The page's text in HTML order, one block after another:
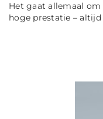
Het gaat allemaal
hoge prestatie – altijd